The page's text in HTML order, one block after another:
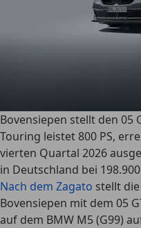
Bovensiepen stellt den 05
Touring leistet 800 PS,
vierten Quartal 2026
in Deutschland bei
Nach dem Zagato stellt
Bovensiepen mit dem 05
auf dem BMW M5 (G99)